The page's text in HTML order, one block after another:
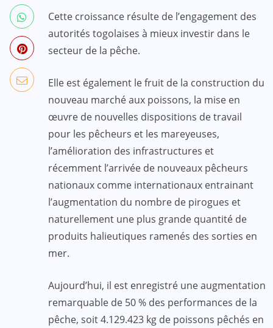
Cette croissance résulte de l’engagement des
autorités togolaises à mieux investir dans le
secteur de la pêche.
Elle est également le fruit de la construction du
nouveau marché aux poissons, la mise en
œuvre de nouvelles dispositions de travail
pour les pêcheurs et les mareyeuses,
l’amélioration des infrastructures et
récemment l’arrivée de nouveaux pêcheurs
nationaux comme internationaux entrainant
l’augmentation du nombre de pirogues et
naturellement une plus grande quantité de
produits halieutiques ramenés des sorties en
mer.
Aujourd’hui, il est enregistré une augmentation
remarquable de 50 % des performances de la
pêche, soit 4.129.423 kg de poissons pêchés en